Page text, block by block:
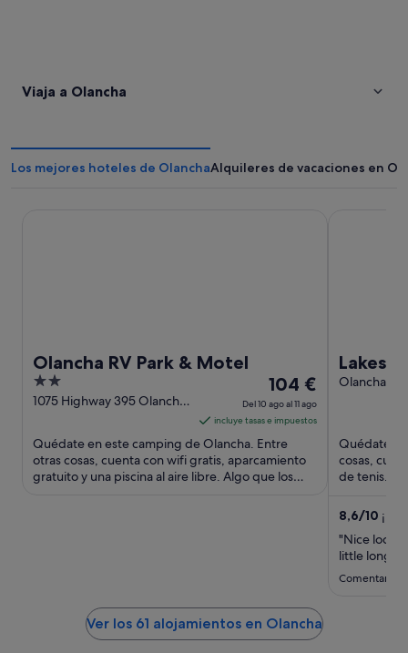
Viaja a Olancha
Los mejores hoteles de OlanchaAlquileres de vacaciones en
Olancha RV Park & Motel
2
out
5
1075 Highway 395 Olancha
El
precio
es
de
104 €
por
ago
104 €
Del 10 ago al 11 ago
incluye tasas e impuestos
Quédate en este camping de Olancha. Entre
otras cosas, cuenta con wifi gratis, aparcamiento
gratuito y una piscina al aire libre. Algo que los
Sierras
Olancha CA
Quédate
cosas,
de tenis.
8,6/10
"Nice
little
Comentario
Ver los 61 alojamientos en Olancha